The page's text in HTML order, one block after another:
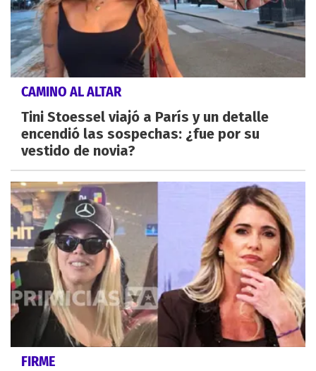
CAMINO AL ALTAR
Tini Stoessel viajó a París y un detalle
encendió las sospechas: ¿fue por su
vestido de novia?
FIRME